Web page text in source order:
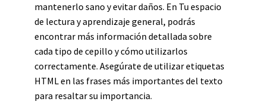
mantenerlo sano y evitar daños. En Tu espacio
de lectura y aprendizaje general, podrás
encontrar más información detallada sobre
cada tipo de cepillo y cómo utilizarlos
correctamente. Asegúrate de utilizar etiquetas
HTMLen las frases más importantes del texto
para resaltar su importancia.